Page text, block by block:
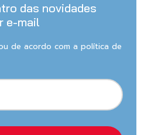
das novidades
e-mail
de acordo com a política de